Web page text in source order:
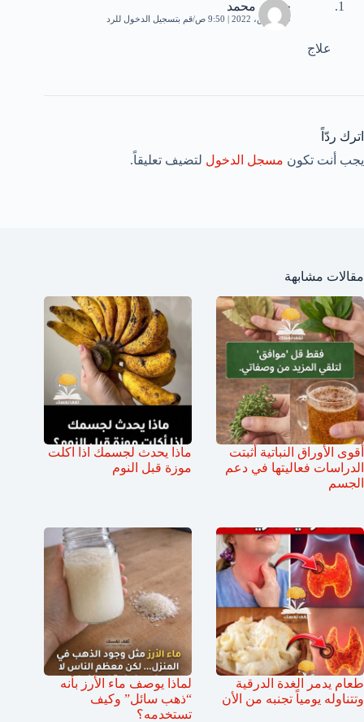
حوريه محمد
19 مارس، 2022 | 9:50 ص قم بتسجيل الدخول للرد
علاج
اترك ردّاً
يجب أنت تكون مسجل الدخول لتضيف تعليقاً.
مقالات مشابهة
أقوى الأوراق النباتية أثبتت
الدراسات فعاليتها في دعم
الجسم
ماذا يحدث لجسمك اذا اكلت
موزة قبل النوم
طعام يدمر الغدة الدرقية
وتتناوله يومياً تجنبه من الأن
لماذا يوصف ماء الأرز بأنه
“ذهب سائل” وكيف
تستخدمه؟